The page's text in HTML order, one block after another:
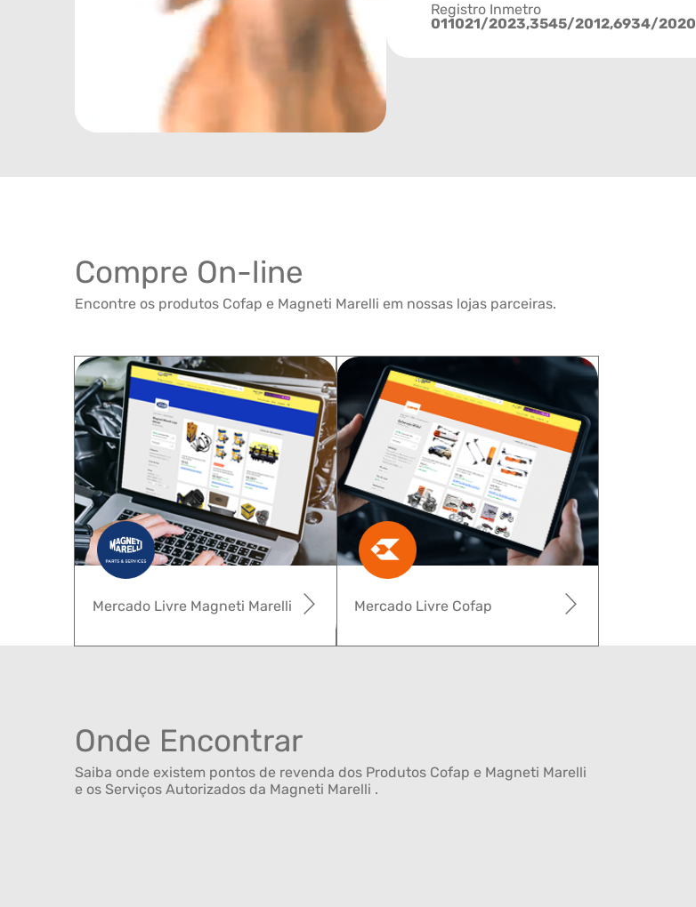
Registro Inmetro
011021/2023,3545/2012,6934/2020
Compre On-line
Encontre os produtos Cofap e Magneti Marelli em nossas lojas parceiras.
Mercado Livre Cofap
Mercado Livre Magneti Marelli
Onde Encontrar
Saiba onde existem pontos de revenda dos Produtos Cofap e Magneti Marelli
e os Serviços Autorizados da Magneti Marelli .